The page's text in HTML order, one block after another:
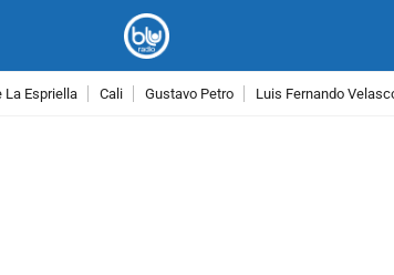
La Espriella Cali Gustavo Petro Luis Fernando